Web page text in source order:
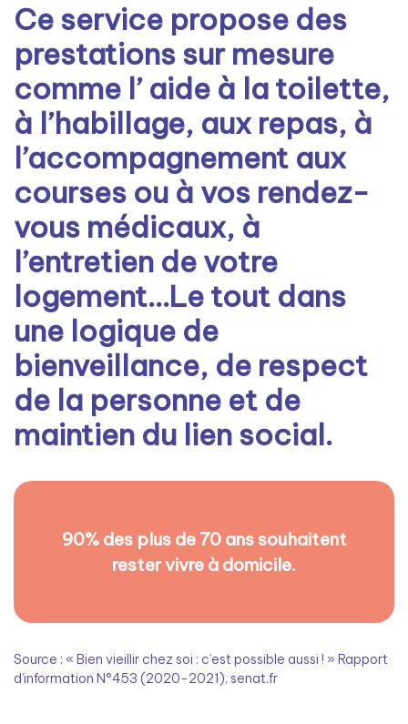
Ce service propose des
prestations sur mesure
comme l’ aide à la toilette,
à l’habillage, aux repas, à
l’accompagnement aux
courses ou à vos rendez-
vous médicaux, à
l’entretien de votre
logement…Le tout dans
une logique de
bienveillance, de respect
de la personne et de
maintien du lien social.
90% des plus de 70 ans souhaitent
rester vivre à domicile.
Source : « Bien vieillir chez soi : c’est possible aussi ! » Rapport
d’information N°453 (2020-2021), senat.fr